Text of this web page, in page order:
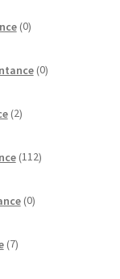
0izdelkov
0izdelkov
2izdelka
112izdelkov
0izdelkov
7izdelkov